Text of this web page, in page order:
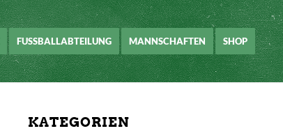
FUSSBALLABTEILUNG MANNSCHAFTEN SHOP
KATEGORIEN